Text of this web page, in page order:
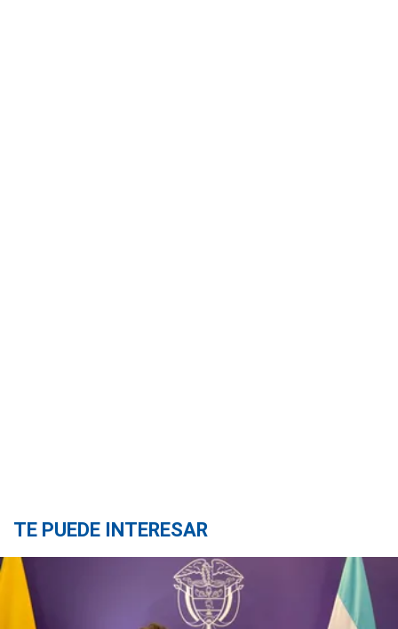
TE PUEDE INTERESAR